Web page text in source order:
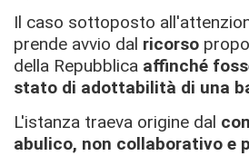
Il caso sottoposto
prende avvio dal ricorso
della Repubblica affinché
stato di adottabilità di una
L'istanza traeva origine dal
abulico, non collaborativo e